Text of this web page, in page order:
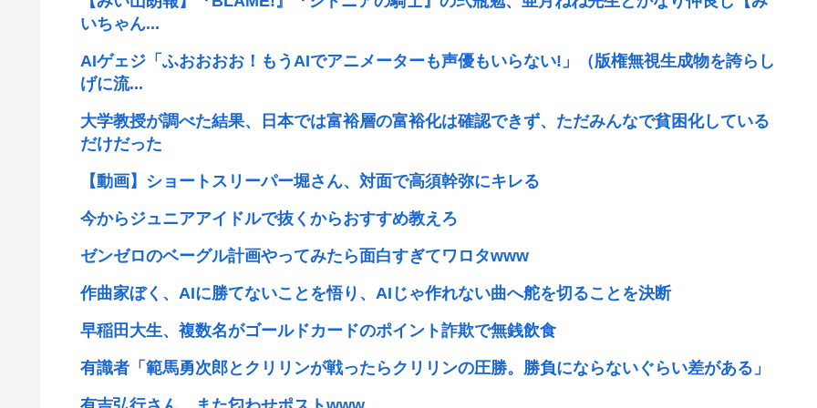
いちゃん...
AIゲェジ「ふおおおお！もうAIでアニメーターも声優もいらない!」（版権無視生成物を誇らし
げに流...
大学教授が調べた結果、日本では富裕層の富裕化は確認できず、ただみんなで貧困化している
だけだった
【動画】ショートスリーパー堀さん、対面で高須幹弥にキレる
今からジュニアアイドルで抜くからおすすめ教えろ
ゼンゼロのベーグル計画やってみたら面白すぎてワロタwww
作曲家ぼく、AIに勝てないことを悟り、AIじゃ作れない曲へ舵を切ることを決断
早稲田大生、複数名がゴールドカードのポイント詐欺で無銭飲食
有識者「範馬勇次郎とクリリンが戦ったらクリリンの圧勝。勝負にならないぐらい差がある」